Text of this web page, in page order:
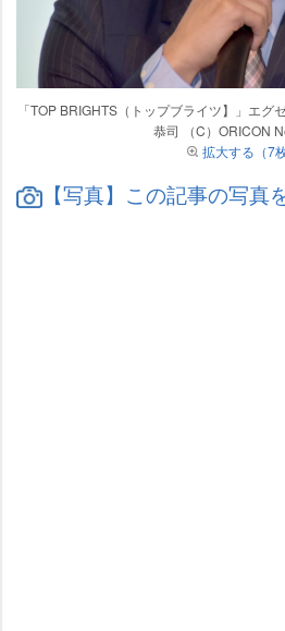
「TOP BRIGHTS（トップブライツ】」エグ
恭司 （C）ORICON
拡大する（7枚
【写真】この記事の写真